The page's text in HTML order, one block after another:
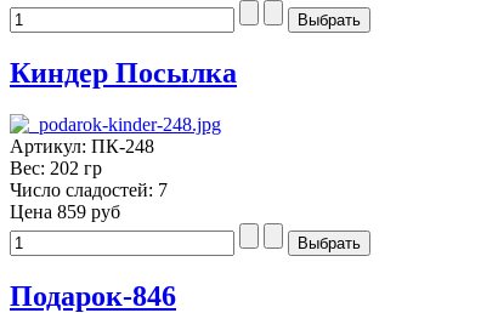
Киндер Посылка
Артикул: ПК-248
Вес: 202 гр
Число сладостей: 7
Цена 859 руб
Подарок-846